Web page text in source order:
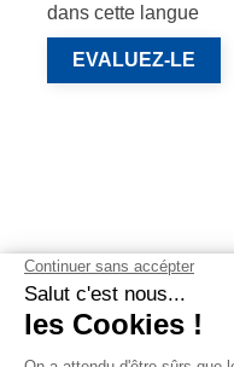
dans cette langue
EVALUEZ-LE
NOS PRODUITS
NOTRE SOCIÉTÉ